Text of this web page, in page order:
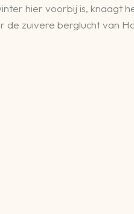
hier voorbij is, knaagt
de zuivere berglucht van